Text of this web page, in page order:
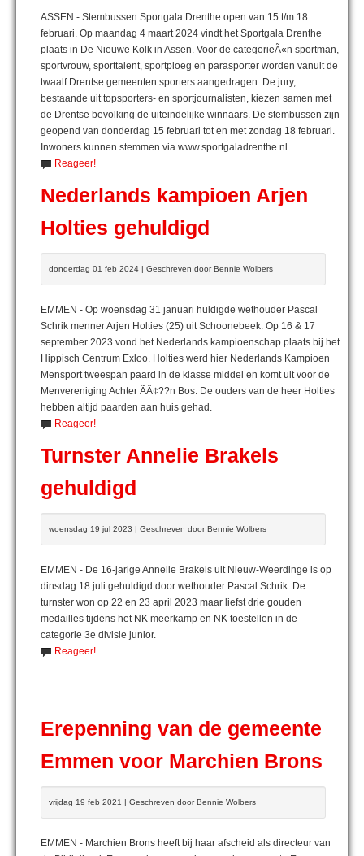
ASSEN - Stembussen Sportgala Drenthe open van 15 t/m 18
februari. Op maandag 4 maart 2024 vindt het Sportgala Drenthe
plaats in De Nieuwe Kolk in Assen. Voor de categorieÃ«n sportman,
sportvrouw, sporttalent, sportploeg en parasporter worden vanuit de
twaalf Drentse gemeenten sporters aangedragen. De jury,
bestaande uit topsporters- en sportjournalisten, kiezen samen met
de Drentse bevolking de uiteindelijke winnaars. De stembussen zijn
geopend van donderdag 15 februari tot en met zondag 18 februari.
Inwoners kunnen stemmen via www.sportgaladrenthe.nl.
Reageer!
Nederlands kampioen Arjen
Holties gehuldigd
donderdag 01 feb 2024 | Geschreven door Bennie Wolbers
EMMEN - Op woensdag 31 januari huldigde wethouder Pascal
Schrik menner Arjen Holties (25) uit Schoonebeek. Op 16 & 17
september 2023 vond het Nederlands kampioenschap plaats bij het
Hippisch Centrum Exloo. Holties werd hier Nederlands Kampioen
Mensport tweespan paard in de klasse middel en komt uit voor de
Menvereniging Achter ÃÂ¢??n Bos. De ouders van de heer Holties
hebben altijd paarden aan huis gehad.
Reageer!
Turnster Annelie Brakels
gehuldigd
woensdag 19 jul 2023 | Geschreven door Bennie Wolbers
EMMEN - De 16-jarige Annelie Brakels uit Nieuw-Weerdinge is op
dinsdag 18 juli gehuldigd door wethouder Pascal Schrik. De
turnster won op 22 en 23 april 2023 maar liefst drie gouden
medailles tijdens het NK meerkamp en NK toestellen in de
categorie 3e divisie junior.
Reageer!
Erepenning van de gemeente
Emmen voor Marchien Brons
vrijdag 19 feb 2021 | Geschreven door Bennie Wolbers
EMMEN - Marchien Brons heeft bij haar afscheid als directeur van